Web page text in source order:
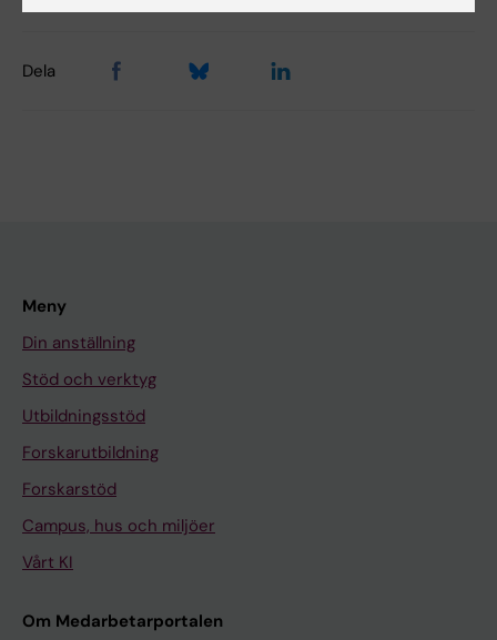
Dela
Meny
Din anställning
Stöd och verktyg
Utbildningsstöd
Forskarutbildning
Forskarstöd
Campus, hus och miljöer
Vårt KI
Om Medarbetarportalen